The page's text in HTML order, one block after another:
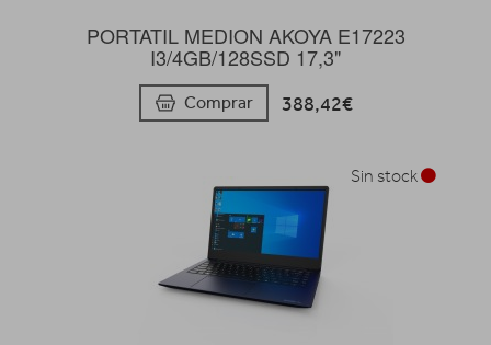
PORTATIL MEDION AKOYA E17223
I3/4GB/128SSD 17,3"
Comprar 388,42€
Sin stock